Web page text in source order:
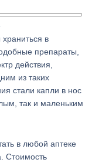
в
препараты,
действия,
из таких
стали капли в нос
так и маленьким
в любой аптеке
Стоимость